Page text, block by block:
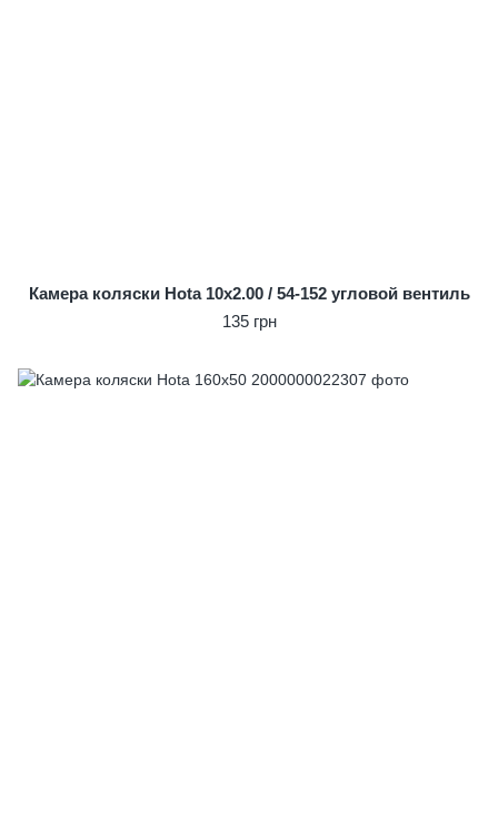
Камера коляски Hota 10x2.00 / 54-152 угловой вентиль
135 грн